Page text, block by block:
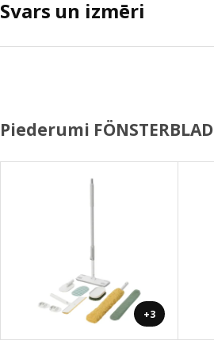
Svars un izmēri
Piederumi FÖNSTERBLAD
+3